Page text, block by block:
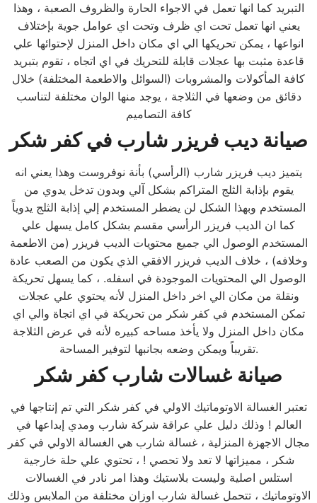
التبريد كما انها تعمل في الاجواء الحارة والظروف الصعبة ، وهذا
يعني انها تعمل تحت اي ظرف وتحت اي عوامل جوية بإختلاف
انواعها ، يمكن تحريكها الي اي مكان داخل المنزل لإحتوائها علي
قاعدة مثبت بها عجلات قابلة للتحريك في اي اتجاه ، تقوم بتبريد
كافة المأكولات والمشروبات (السوائل والاطعمة المختلفة) خلال
دقائق من وضعها في الثلاجة ، يوجد منها الوان مختلفة لتناسب
كافة التصاميم
صيانة ديب فريزر شارب في كفر شكر
يتميز ديب فريزر شارب (الرأسي) بأنة نوفروست وهذا يعني انه
يقوم بإذابة الثلج المتراكم بشكل آلي وبدون تدخل يدوي من
المستخدم وبهذا الشكل لن يضطر المستخدم إلي إذابة الثلج يدوياً
كما ان الديب فريزر الرأسي مقسم بشكل كامل يسهل علي
المستخدم الوصول الي جميع محتويات الديب فريزر (من الاطعمة
وخلافه) ، خلاف الديب فريزر الافقي الذي يكون من الصعب عادة
الوصول الي المحتويات الموجودة في اسفله. ، كما يسهل تحريكة
ونقلة من مكان الي اخر داخل المنزل لأنه يحتوي علي عجلات
تمكن المستخدم في كفر شكر من تحريكة في اي اتجاة والي اي
مكان داخل المنزل ولا يأخذ مساحه كبيره لأنه في عرض الثلاجة
تقريباً ويمكن وضعه بجانبها لتوفير المساحة.
صيانة غسالات شاربكفر شكر
تعتبر الغسالة الاوتوماتيك الاولي في كفر شكر التي تم إنتاجها في
العالم ! وذلك دليل علي عراقة شركة شارب ومدي إبداعها في
مجال الاجهزة المنزلية ، غسالة شارب هي الغسالة الاولي في كفر
شكر ، مميزاتها لا تعد ولا تحصي ! ، تحتوي علي حلة خارجية
استلس اصلية وليست بلاستيك وهذا امر نادر في الغسالات
الاوتوماتيك ، تتحمل غسالة شارب اوزان مختلفة من الملابس وذلك